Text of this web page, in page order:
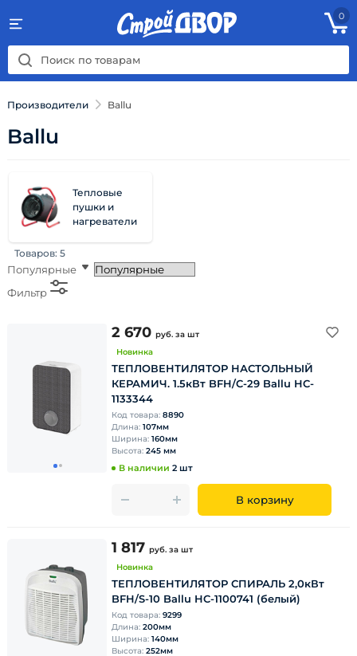
0
Производители Ballu
Ballu
Тепловые
пушки и
нагреватели
Товаров: 5
Популярные
Фильтр
2 670 руб. за шт
Новинка
ТЕПЛОВЕНТИЛЯТОР НАСТОЛЬНЫЙ
КЕРАМИЧ. 1.5кВт BFH/C-29 Ballu HC-
1133344
Код товара: 8890
Длина: 107мм
Ширина: 160мм
Высота: 245 мм
В наличии 2 шт
В корзину
1 817 руб. за шт
Новинка
ТЕПЛОВЕНТИЛЯТОР СПИРАЛЬ 2,0кВт
BFH/S-10 Ballu HC-1100741 (белый)
Код товара: 9299
Длина: 200мм
Ширина: 140мм
Высота: 252мм